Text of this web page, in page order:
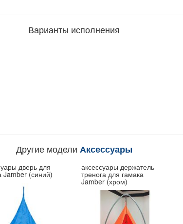
Варианты исполнения
Другие модели Аксессуары
дверь для
Jamber (синий)
аксессуары держатель-
тренога для гамака
Jamber (хром)